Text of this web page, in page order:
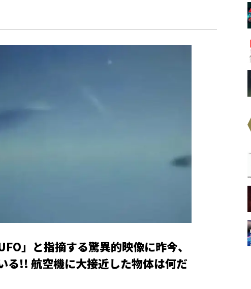
」と指摘する驚異的映像に昨今、
――!! 航空機に大接近した物体は何だ